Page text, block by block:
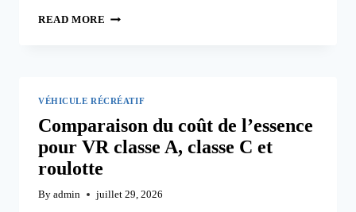
READ MORE ÉTANCHÉITÉ
ET
SCELLANT
EN
ÉTÉ
VÉHICULE RÉCRÉATIF
Comparaison du coût de l’essence
pour VR classe A, classe C et
roulotte
By admin juillet 29, 2026